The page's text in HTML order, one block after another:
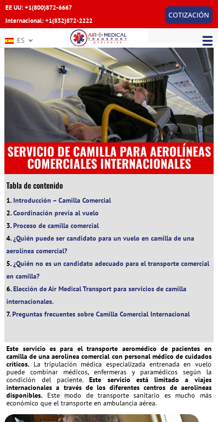
EE UU: +1(800)872-6667
Internacional: +1(832)872-2222
COTIZACIÓN
ES
SERVICIO DE CAMILLA PARA AEROLÍNEAS
COMERCIALES INTERNACIONALES
Tabla de contenido
Introducción – Camilla Comercial
Coordinación previa al vuelo
Proceso de camilla comercial
¿Quién puede ser candidato para un vuelo en camilla de una
aerolínea comercial?
¿Quién no es un candidato adecuado para el transporte comercial
en camilla?
Elección de Air Medical Transport para servicios de camilla
internacionales.
Preguntas frecuentes sobre Camilla Comercial Internacional
Este servicio es para el transporte aeromédico de pacientes en
camilla de una aerolínea comercial con personal médico de cuidados
críticos. La tripulación médica especializada entrenada en vuelo
puede combinar médicos, enfermeras y paramédicos según la
condición del paciente.Este servicio está limitado a viajes
internacionales a través de los diferentes centros de aerolíneas
disponibles. Este modo de transporte sanitario es mucho más
económico que el transporte en ambulancia aérea.